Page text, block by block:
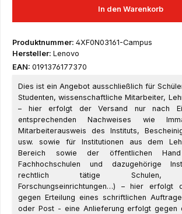
In den Warenkorb
Produktnummer: 4XF0N03161-Campus
Hersteller: Lenovo
EAN: 0191376177370
Dies ist ein Angebot ausschließlich für
Studenten, wissenschaftliche Mitarbeiter,
– hier erfolgt der Versand nur nach
entsprechenden Nachweises wie
Mitarbeiterausweis des Instituts,
usw. sowie für Institutionen aus dem
Bereich sowie der öffentlichen Hand
Fachhochschulen und dazugehörige
rechtlich tätige Schulen,
Forschungseinrichtungen…) – hier erfolgt
gegen Erteilung eines schriftlichen
oder Post - eine Anlieferung erfolgt gegen